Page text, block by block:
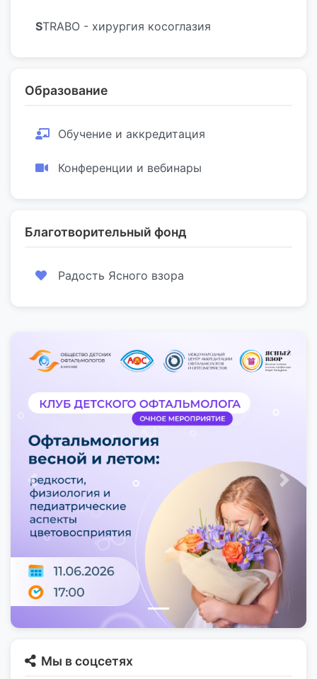
STRABO - хирургия косоглазия
Образование
Обучение и аккредитация
Конференции и вебинары
Благотворительный фонд
Радость Ясного взора
Предыдущий
Мы в соцсетях